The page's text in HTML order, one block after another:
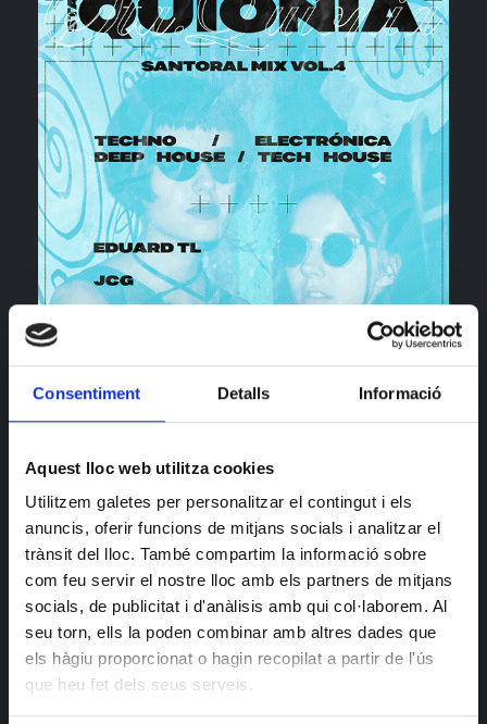
Consentiment Detalls Informació
Aquest lloc web utilitza cookies
Utilitzem galetes per personalitzar el contingut i els
anuncis, oferir funcions de mitjans socials i analitzar el
trànsit del lloc. També compartim la informació sobre
com feu servir el nostre lloc amb els partners de mitjans
socials, de publicitat i d'anàlisis amb qui col·laborem. Al
seu torn, ells la poden combinar amb altres dades que
els hàgiu proporcionat o hagin recopilat a partir de l'ús
que heu fet dels seus serveis.
SAINT RARIMIX ELECTRONIC SESSIONS: Sta
Quionia. Santoral Mix Vol.4
Aquest dissabte torna el col•lectiu Saint Rarimix per
una descàrrega de Techno, Electrònica, Deep House i